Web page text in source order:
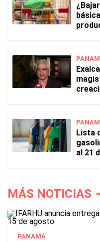
Lista
al 21
MÁS NOTICIAS
PANAMÁ